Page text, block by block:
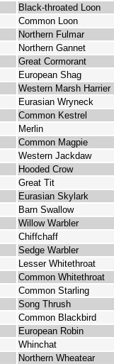
Black-throated Loon
Common Loon
Northern Fulmar
Northern Gannet
Great Cormorant
European Shag
Western Marsh Harrier
Eurasian Wryneck
Common Kestrel
Merlin
Common Magpie
Western Jackdaw
Hooded Crow
Great Tit
Eurasian Skylark
Barn Swallow
Willow Warbler
Chiffchaff
Sedge Warbler
Lesser Whitethroat
Common Whitethroat
Common Starling
Song Thrush
Common Blackbird
European Robin
Whinchat
Northern Wheatear